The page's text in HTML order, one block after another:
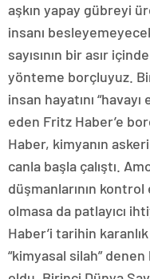
aşkın yapay gübreyi
insanı
sayısının bir asır
yönteme borçluyuz.
insan hayatını
eden Fritz Haber’e
Haber, kimyanın
canla başla çalıştı.
düşmanlarının
olmasa da patlayıcı
Haber’i tarihin
“kimyasal silah” denen